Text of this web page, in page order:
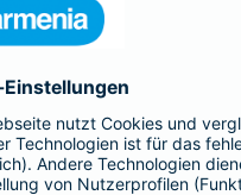
Zubehör, wie
sind
den Basis-, Top- und